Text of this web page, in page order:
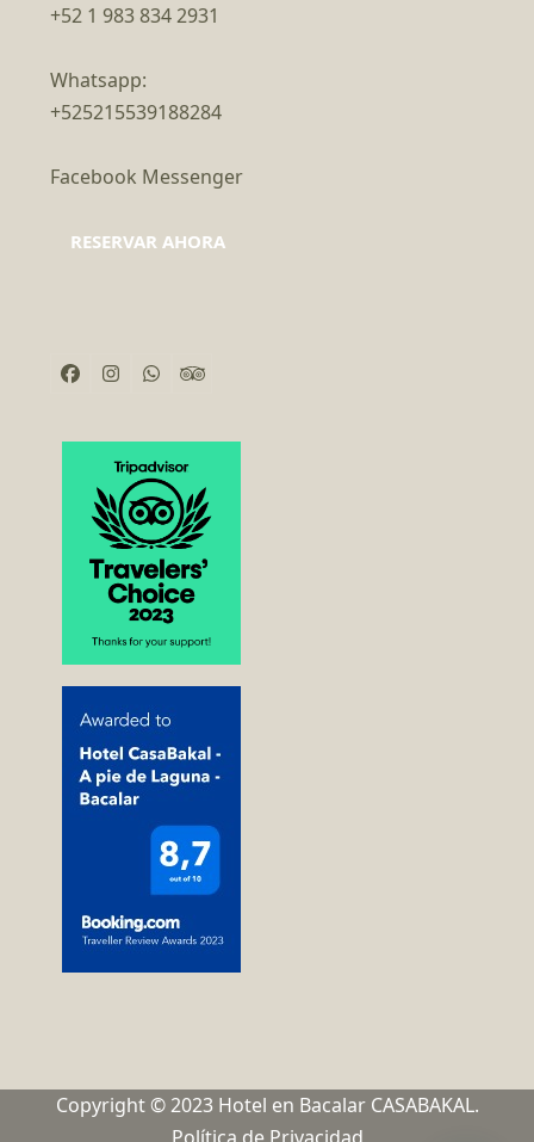
+52 1 983 834 2931
Whatsapp:
+525215539188284
Facebook Messenger
RESERVAR AHORA
Facebook
Instagram
WhatsappTripadvisor
Copyright © 2023 Hotel en Bacalar CASABAKAL.